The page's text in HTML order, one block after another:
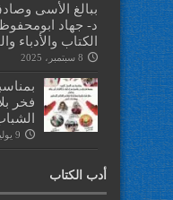
ببالغ الأسى
د- جهاد
الكتاب والأدباء
8 سبتمبر، 2025
فخر
9 يوليو، 2025
أدب الكتاب